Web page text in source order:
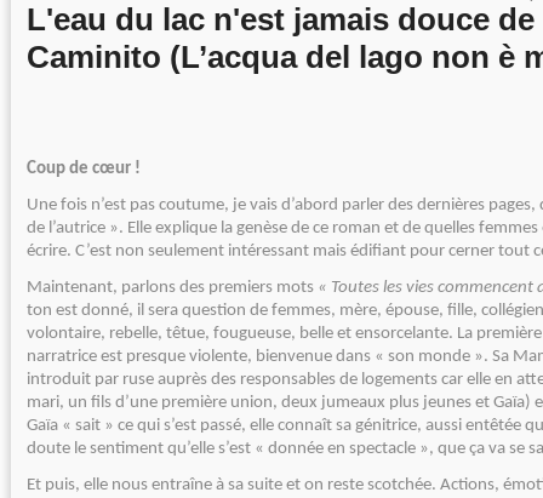
L'eau du lac n'est jamais douce
Caminito (L’acqua del lago non è
Coup de cœur !
Une fois n’est pas coutume, je vais d’abord parler des dernières
de l’autrice ». Elle explique la genèse de ce roman et de quelles femmes
écrire. C’est non seulement intéressant mais édifiant pour cerner tout
Maintenant, parlons des premiers mots « Toutes les vies commencent
ton est donné, il sera question de femmes, mère, épouse, fille,
volontaire, rebelle, têtue, fougueuse, belle et ensorcelante. La
narratrice est presque violente, bienvenue dans « son monde ». Sa
introduit par ruse auprès des responsables de logements car elle en
mari, un fils d’une première union, deux jumeaux plus jeunes et Gaïa)
Gaïa « sait » ce qui s’est passé, elle connaît sa génitrice, aussi entêtée
doute le sentiment qu’elle s’est « donnée en spectacle », que ça va se
Et puis, elle nous entraîne à sa suite et on reste scotchée. Actions,